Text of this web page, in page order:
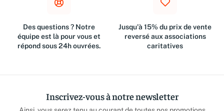
Des questions ? Notre
équipe est là pour vous et
répond sous 24h ouvrées.
Jusqu'à 15% du prix de vente
reversé aux associations
caritatives
Inscrivez-vous à notre newsletter